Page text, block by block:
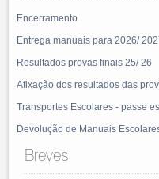
Encerramento
Entrega manuais para 2026/
Resultados provas finais 25/ 26
Afixação dos resultados das
Transportes Escolares - passe
Devolução de Manuais
Breves